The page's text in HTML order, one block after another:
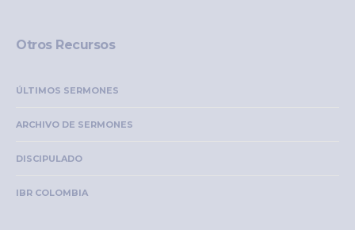
Otros Recursos
ÚLTIMOS SERMONES
ARCHIVO DE SERMONES
DISCIPULADO
IBR COLOMBIA